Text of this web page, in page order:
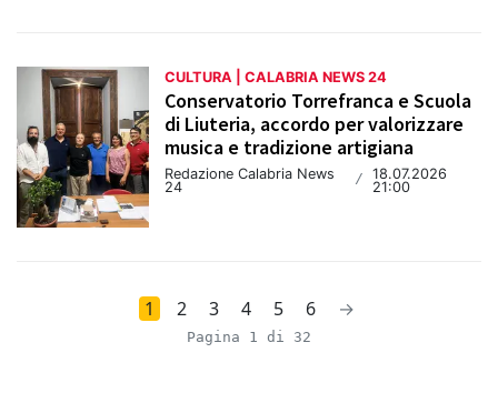
CULTURA | CALABRIA NEWS 24
Conservatorio Torrefranca e Scuola
di Liuteria, accordo per valorizzare
musica e tradizione artigiana
Redazione Calabria News
24
/ 18.07.2026
21:00
1 2 3 4 5 6 →
Pagina 1 di 32